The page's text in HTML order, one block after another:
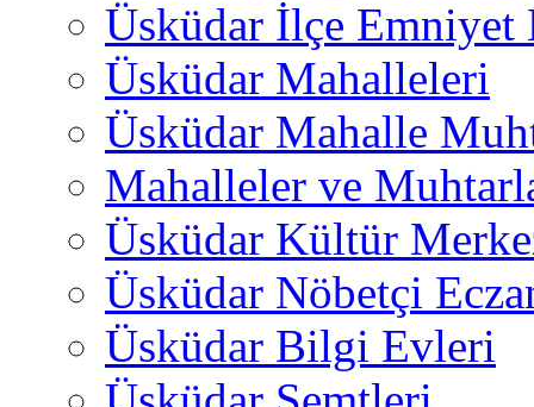
Üsküdar İlçe
Üsküdar Mahalleleri
Üsküdar Mahalle
Mahalleler ve
Üsküdar Kültür
Üsküdar Nöbetçi
Üsküdar Bilgi Evleri